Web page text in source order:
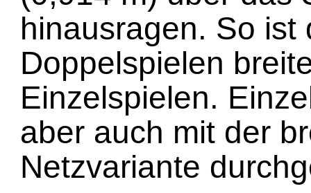
hinausragen. So ist
Doppelspielen
Einzelspielen.
aber auch mit der
Netzvariante